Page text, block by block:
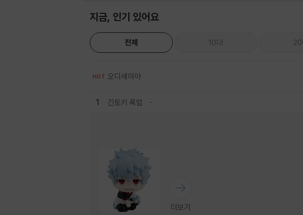
지금, 인기 있어요
전체 10대 20
HOT 오디세이아
1 긴토키 룩업
더보기